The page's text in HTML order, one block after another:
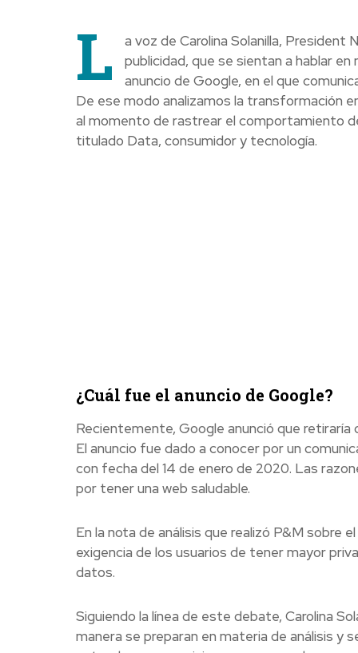
L
a voz de Carolina Solanilla,
publicidad, que se sientan a hablar
anuncio de Google, en el que
De ese modo analizamos la transformación
al momento de rastrear el comportamiento
titulado Data, consumidor y tecnología.
¿Cuál fue el anuncio de Google?
Recientemente, Google anunció que
El anuncio fue dado a conocer por un
con fecha del 14 de enero de 2020. Las
por tener una web saludable.
En la nota de análisis que realizó P&M sobre
exigencia de los usuarios de tener mayor
datos.
Siguiendo la línea de este debate, Carolina
manera se preparan en materia de análisis y